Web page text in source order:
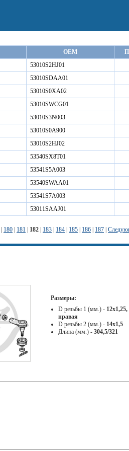
OEM
53010S2HJ01
53010SDAA01
53010S0XA02
53010SWCG01
53010S3N003
53010S0A900
53010S2HJ02
53540SX8T01
53541S5A003
53540SWAA01
53541S7A003
53011SAAJ01
180 181 182 183 184 185 186 187
Размеры:
D резьбы 1 (мм.) - 12х1,25,
правая
D резьбы 2 (мм.) - 14х1,5
Длина (мм.) - 304,5/321